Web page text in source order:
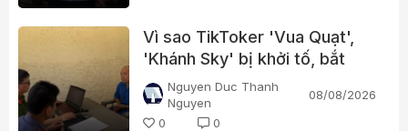
Vì sao TikToker 'Vua Quạt',
'Khánh Sky' bị khởi tố, bắt
tạm giam?
Nguyen Duc Thanh
Nguyen
08/08/2026
0
0